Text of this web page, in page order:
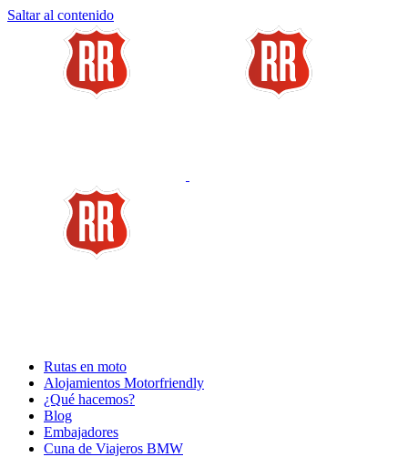
Saltar al contenido
Rutas en moto
Alojamientos Motorfriendly
¿Qué hacemos?
Blog
Embajadores
Cuna de Viajeros BMW